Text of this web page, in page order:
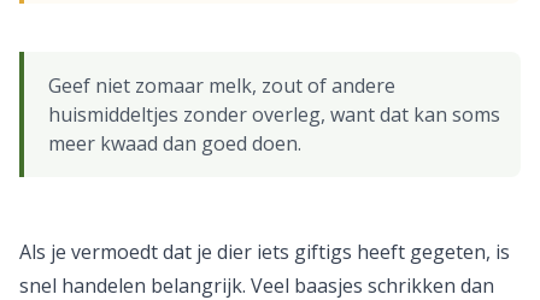
Geef niet zomaar melk, zout of andere
huismiddeltjes zonder overleg, want dat kan soms
meer kwaad dan goed doen.
Als je vermoedt dat je dier iets giftigs heeft gegeten, is
snel handelen belangrijk. Veel baasjes schrikken dan